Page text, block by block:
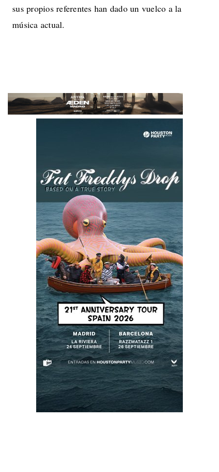
sus propios referentes han dado un vuelco a la
música actual.